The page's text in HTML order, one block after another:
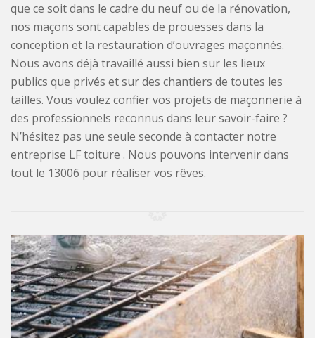
que ce soit dans le cadre du neuf ou de la rénovation,
nos maçons sont capables de prouesses dans la
conception et la restauration d’ouvrages maçonnés.
Nous avons déjà travaillé aussi bien sur les lieux
publics que privés et sur des chantiers de toutes les
tailles. Vous voulez confier vos projets de maçonnerie à
des professionnels reconnus dans leur savoir-faire ?
N’hésitez pas une seule seconde à contacter notre
entreprise LF toiture . Nous pouvons intervenir dans
tout le 13006 pour réaliser vos rêves.